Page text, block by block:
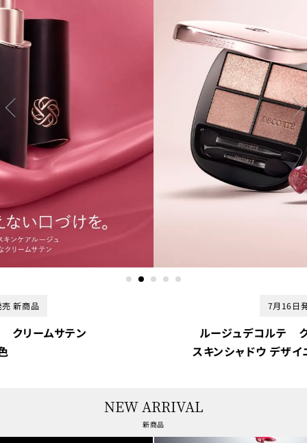
ルージュデコルテ クリームグロウ 新3色
スキンシャドウ デザイニング パレット 新1種
NEW ARRIVAL
新商品